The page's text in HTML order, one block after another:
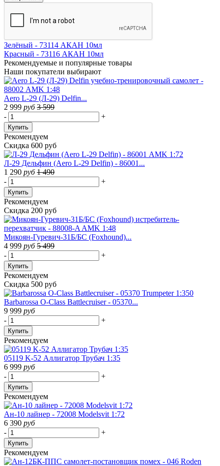
Зелёный - 73114 АКАН 10мл
Красный - 73116 АКАН 10мл
Рекомендуемые и популярные товары
Наши покупатели выбирают
Aero L-29 (Л-29) Delfin...
2 999 руб 3 599
-
+
Купить
Рекомендуем
Скидка 600 руб
Л-29 Дельфин (Aero L-29 Delfin) - 86001...
1 290 руб 1 490
-
+
Купить
Рекомендуем
Скидка 200 руб
Микоян-Гуревич-31Б/БС (Foxhound)...
4 999 руб 5 499
-
+
Купить
Рекомендуем
Скидка 500 руб
Barbarossa O-Class Battlecruiser - 05370...
9 999 руб
-
+
Купить
Рекомендуем
05119 K-52 Аллигатор Трубач 1:35
6 999 руб
-
+
Купить
Рекомендуем
Ан-10 лайнер - 72008 Modelsvit 1:72
6 390 руб
-
+
Купить
Рекомендуем